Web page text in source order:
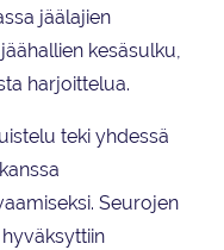
jäälajien
kesäsulku,
harjoittelua.
teki yhdessä
Seurojen